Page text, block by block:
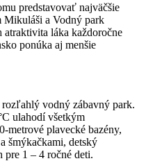
predstavovať najväčšie
Mikuláši a Vodný park
atraktivita láka každoročne
ponúka aj menšie
rozľahlý vodný zábavný park.
ulahodí všetkým
metrové plavecké bazény,
šmýkačkami, detský
pre 1 – 4 ročné deti.